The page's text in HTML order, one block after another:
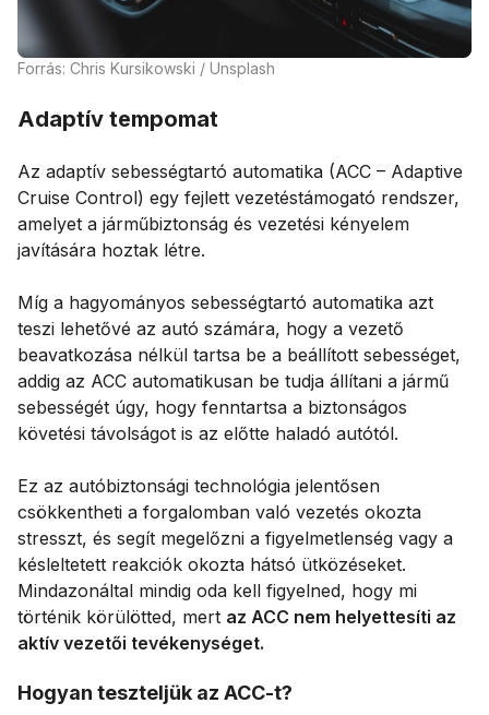
Forrás: Chris Kursikowski / Unsplash
Adaptív tempomat
Az adaptív sebességtartó automatika (ACC – Adaptive
Cruise Control) egy fejlett vezetéstámogató rendszer,
amelyet a járműbiztonság és vezetési kényelem
javítására hoztak létre.
Míg a hagyományos sebességtartó automatika azt
teszi lehetővé az autó számára, hogy a vezető
beavatkozása nélkül tartsa be a beállított sebességet,
addig az ACC automatikusan be tudja állítani a jármű
sebességét úgy, hogy fenntartsa a biztonságos
követési távolságot is az előtte haladó autótól.
Ez az autóbiztonsági technológia jelentősen
csökkentheti a forgalomban való vezetés okozta
stresszt, és segít megelőzni a figyelmetlenség vagy a
késleltetett reakciók okozta hátsó ütközéseket.
Mindazonáltal mindig oda kell figyelned, hogy mi
történik körülötted, mert az ACC nem helyettesíti az
aktív vezetői tevékenységet.
Hogyan teszteljük az ACC-t?